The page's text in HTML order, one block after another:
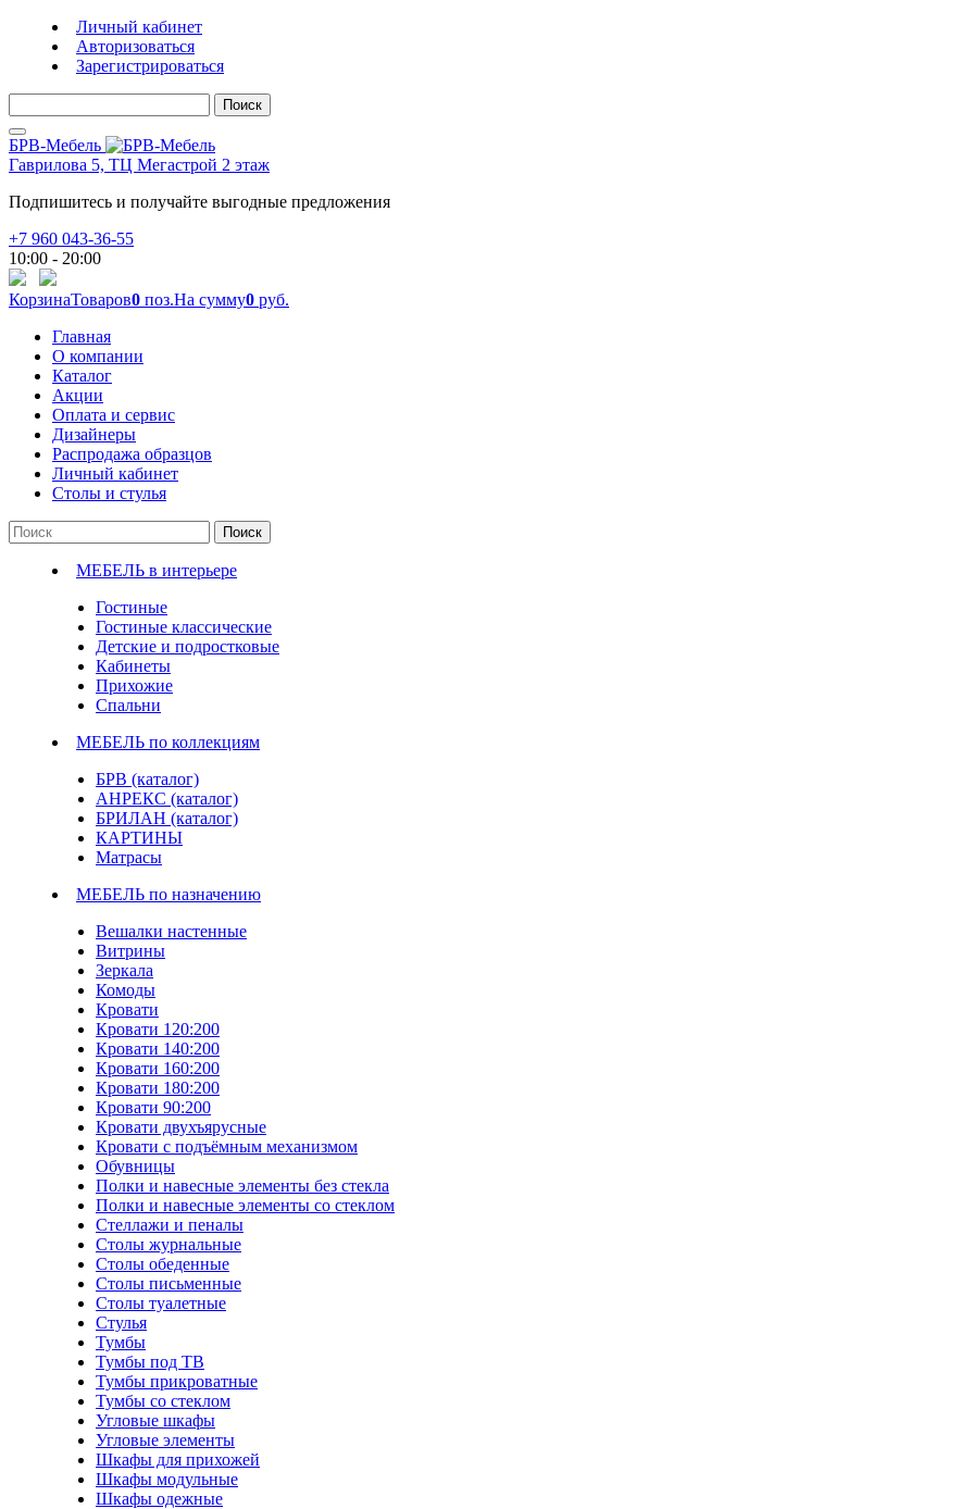
Личный кабинет
Авторизоваться
Зарегистрироваться
Поиск
БРВ-Мебель
Гаврилова 5, ТЦ Мегастрой 2 этаж
Подпишитесь и получайте выгодные предложения
+7 960 043-36-55
10:00 - 20:00
КорзинаТоваров0 поз.На сумму0 руб.
Главная
О компании
Каталог
Акции
Оплата и сервис
Дизайнеры
Распродажа образцов
Личный кабинет
Столы и стулья
Поиск
МЕБЕЛЬ в интерьере
Гостиные
Гостиные классические
Детские и подростковые
Кабинеты
Прихожие
Спальни
МЕБЕЛЬ по коллекциям
БРВ (каталог)
АНРЕКС (каталог)
БРИЛАН (каталог)
КАРТИНЫ
Матрасы
МЕБЕЛЬ по назначению
Вешалки настенные
Витрины
Зеркала
Комоды
Кровати
Кровати 120:200
Кровати 140:200
Кровати 160:200
Кровати 180:200
Кровати 90:200
Кровати двухъярусные
Кровати с подъёмным механизмом
Обувницы
Полки и навесные элементы без стекла
Полки и навесные элементы со стеклом
Стеллажи и пеналы
Столы журнальные
Столы обеденные
Столы письменные
Столы туалетные
Стулья
Тумбы
Тумбы под ТВ
Тумбы прикроватные
Тумбы со стеклом
Угловые шкафы
Угловые элементы
Шкафы для прихожей
Шкафы модульные
Шкафы одежные